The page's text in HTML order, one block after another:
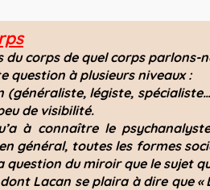
du corps de quel corps parlons-
question à plusieurs niveaux :
(généraliste, légiste,
de visibilité.
à connaître le
général, toutes les formes
du miroir que le sujet
Lacan se plaira à dire que